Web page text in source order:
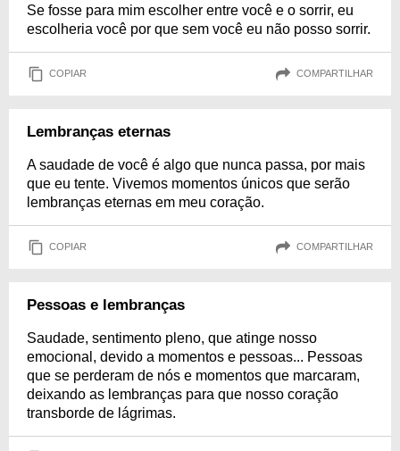
Se fosse para mim escolher entre você e o sorrir, eu
escolheria você por que sem você eu não posso sorrir.
COPIAR COMPARTILHAR
Lembranças eternas
A saudade de você é algo que nunca passa, por mais
que eu tente. Vivemos momentos únicos que serão
lembranças eternas em meu coração.
COPIAR COMPARTILHAR
Pessoas e lembranças
Saudade, sentimento pleno, que atinge nosso
emocional, devido a momentos e pessoas... Pessoas
que se perderam de nós e momentos que marcaram,
deixando as lembranças para que nosso coração
transborde de lágrimas.